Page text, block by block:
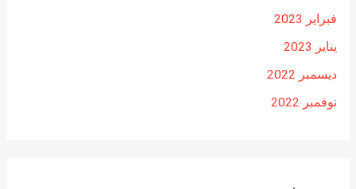
فبراير 2023
يناير 2023
ديسمبر 2022
نوفمبر 2022